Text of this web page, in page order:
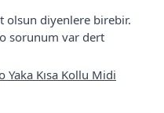
olsun diyenlere birebir.
sorunum var dert
Yaka Kısa Kollu Midi